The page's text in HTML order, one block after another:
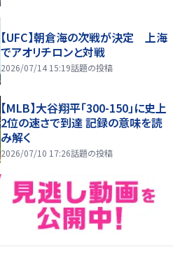
【UFC】朝倉海の次戦が決定 上海
でアオリチロンと対戦
2026/07/14 15:19話題の投稿
【MLB】大谷翔平「300-150」に史上
2位の速さで到達 記録の意味を読
み解く
2026/07/10 17:26話題の投稿